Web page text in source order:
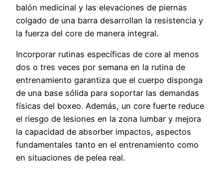
balón medicinal y las elevaciones de piernas
colgado de una barra desarrollan la resistencia y
la fuerza del core de manera integral.
Incorporar rutinas específicas de core al menos
dos o tres veces por semana en la rutina de
entrenamiento garantiza que el cuerpo disponga
de una base sólida para soportar las demandas
físicas del boxeo. Además, un core fuerte reduce
el riesgo de lesiones en la zona lumbar y mejora
la capacidad de absorber impactos, aspectos
fundamentales tanto en el entrenamiento como
en situaciones de pelea real.